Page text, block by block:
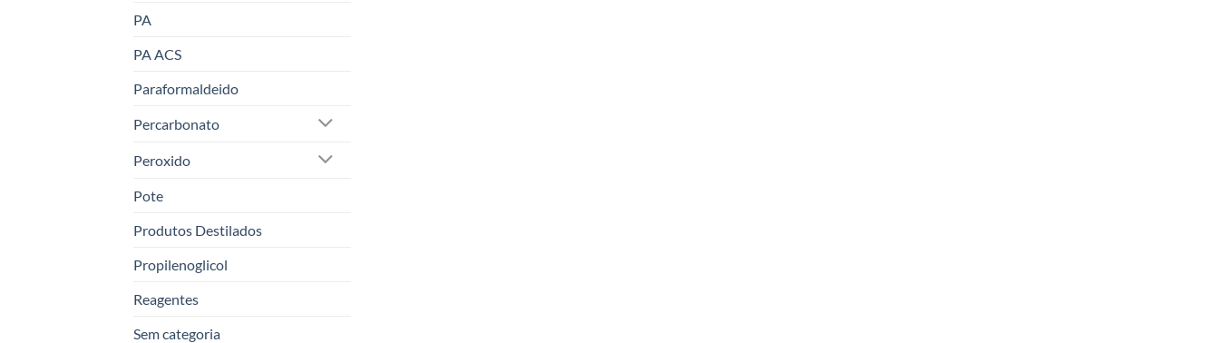
PA
PA ACS
Paraformaldeido
Percarbonato
Peroxido
Pote
Produtos Destilados
Propilenoglicol
Reagentes
Sem categoria